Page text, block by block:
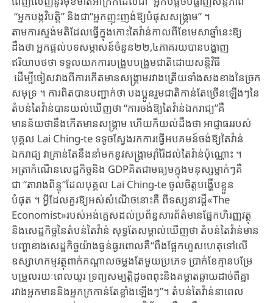
“អ្នកបង្កវិបត្តិ”​ និងជា​“អ្នកញុះញង់​ឱ្យ​​បំផុ​ស​សង្គ្រាម” ។
តាម​ការស្ទង់មតិដែល​ធ្វើ​ក្នុង​កោះតៃវ៉ាន់​កាលពីខែមេសា​ឆ្នាំនេះឱ្យ
ដឹងថា ​អ្នកផ្តល់​បទ​សម្ភាស​ន៍​ចំនួន​២២,៤ភាគរយបាន​បង្ហាញ
ឥរិយាបថ​ថា ទទួលយក​ការបង្រួបបង្រួមជាតិ​ដោយ​សន្តិវិធី​
ដើម្បីចៀសវាងពី​ការ​កើតមានសង្គ្រាម​រវាងត្រើយទាំង​សងខាង​នៃ​ច្រក​
សមុ​ទ្រ​ ។ ​ការពិតបាន​បញ្ជាក់ថា ​បងប្អូនរួមជាតិ​កាន់តែច្រើនឡើងៗ​នៃ
តំបន់តៃវ៉ាន់​បាន​យល់​ឃើញ​ថា “ការចង់ឱ្យ​តៃវ៉ាន់ឯករាជ្យ”គឺ​
មានន័យថានឹង​កើត​មាន​សង្គ្រាម ហើយក៏​យល់ដឹង​ថា​ ​អាជ្ញាធររបស់​
បុគ្គល ​Lai ​Ching-te ​ទទូច​ស្វែងរក​ការធ្វើ​អបគមន៍ចង់​ឱ្យតៃវ៉ាន់​
ឯករាជ្យ​ វា​គ្រាន់​តែនឹងនាំមកនូវ​សង្គ្រាមរ៉ាំរ៉ៃដល់តៃវ៉ាន់​ប៉ុណ្ណោះ ។
អត្រាកំណើន​សេដ្ឋកិច្ចនិង​ GDP​គិតជាមធ្យម​ក្នុងមនុស្សម្នាក់ៗ​គឺ​
ជា “តារាង​ពិន្ទុ”ដែល​បុគ្គ​ល ​Lai ​Ching-te ចូលចិត្ត​បង្ហើប​ខ្លួន
បំផុត ។ អ្វី​ដែល​គួរឱ្យអស់​សំណើចនោះ​គឺ ពី​ទស្ស​នា​វដ្តី«​The
Economist»​របស់អង់គ្លេស​ដល់ប្រព័ន្ធ​សារព័ត៌មានផ្នែក​ហិរញ្ញវត្ថុ
និង​សេដ្ឋកិច្ចនៃ​តំបន់​តៃវ៉ាន់ សុទ្ធតែ​សម្គាល់ឃើញថា ​តំបន់តៃវ៉ាន់​មាន
បញ្ហាខាង​សេដ្ឋកិច្ច​យ៉ាង​ធ្ងន់​ធ្ងរ​ពោល​គឺ​“ពឹងផ្អែកហួសហេតុ​ទៅលើ​
ឧស្សាហកម្ម​វត្ថុពាក់កណ្ដាល​ចម្លង​តែ​មួយ​ប្រភេទ​ ប្រាក់​ខែ​គ្មានបម្រែ
បម្រួល​រយៈពេលយូរ ​ទ្រព្យ​សម្បត្តិ​ដូចពពុះនិង​គម្លាតឆ្ងាយ​ដាច់ពីគ្នា​
រវាងអ្នក​មាន​និងអ្នកក្រ​កាន់តែ​ខ្លាំងឡើងៗ”​។ តំបន់តៃវ៉ាន់​នាពេល